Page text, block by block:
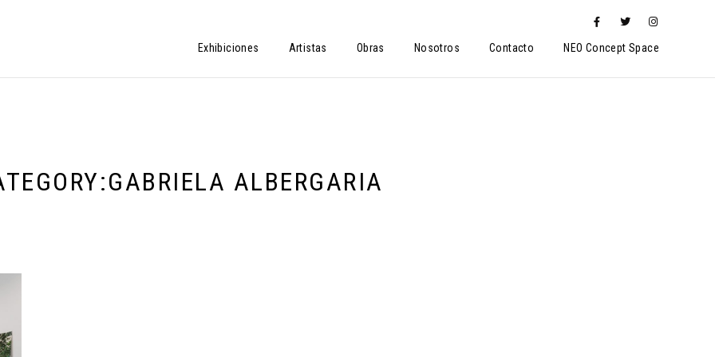
Exhibiciones Artistas Obras Nosotros Contacto NEO Concept Space
GABRIELA ALBERGARIA